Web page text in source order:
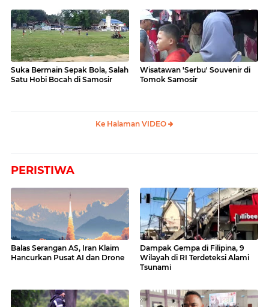
Suka Bermain Sepak Bola, Salah
Satu Hobi Bocah di Samosir
Wisatawan 'Serbu' Souvenir di
Tomok Samosir
Ke Halaman VIDEO
PERISTIWA
Balas Serangan AS, Iran Klaim
Hancurkan Pusat AI dan Drone
Dampak Gempa di Filipina, 9
Wilayah di RI Terdeteksi Alami
Tsunami